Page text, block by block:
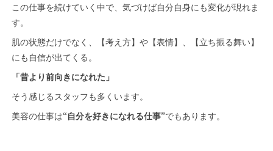
この仕事を続けていく中で、気づけば自分自身にも変化が現れま
す。
肌の状態だけでなく、【考え方】や【表情】、【立ち振る舞い】
にも自信が出てくる。
「昔より前向きになれた」
そう感じるスタッフも多くいます。
美容の仕事は“自分を好きになれる仕事”でもあります。